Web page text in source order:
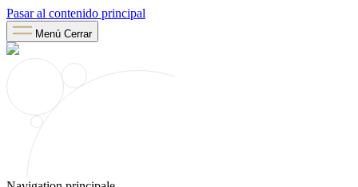
Pasar al contenido principal
Menú Cerrar